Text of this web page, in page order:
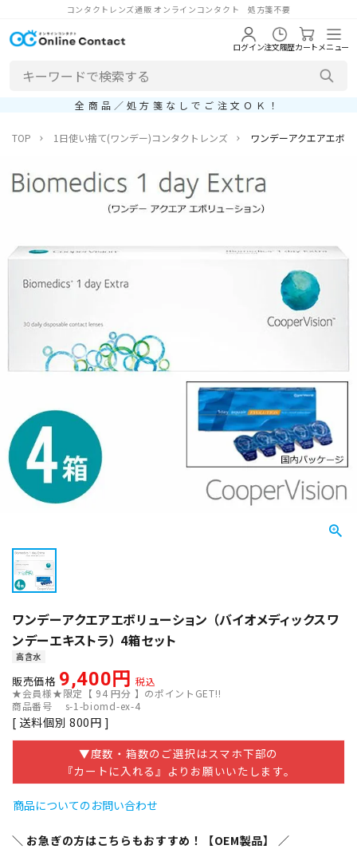
コンタクトレンズ通販 オンラインコンタクト 処方箋不要
ログイン注文履歴カートメニュー
全商品／処方箋なしでご注文ＯＫ！
TOP 1日使い捨て(ワンデー)コンタクトレンズ ワンデーアクエアエボ
ワンデーアクエアエボリューション （バイオメディックスワ
ンデーエキストラ） 4箱セット
高含水
販売価格 9,400
税込
★会員様★限定【 94 円分 】のポイントGET!!
商品番号
s-1-biomd-ex-4
送料個別 800
▼度数・箱数のご選択はスマホ下部の
『カートに入れる』よりお願いいたします。
商品についてのお問い合わせ
＼ お急ぎの方はこちらもおすすめ！【OEM製品】 ／